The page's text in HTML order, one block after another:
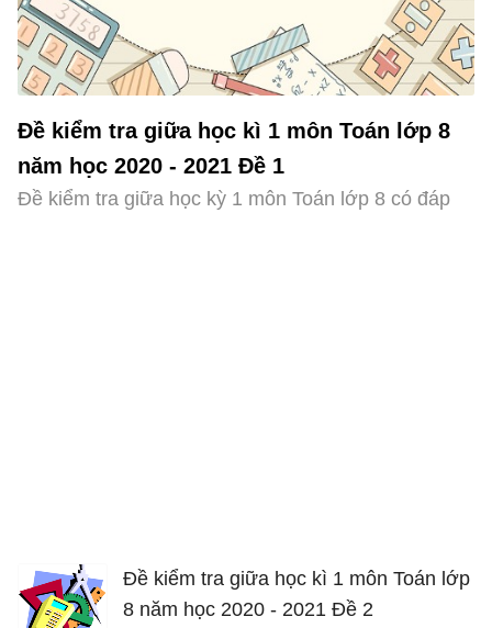
Đề kiểm tra giữa học kì 1 môn Toán lớp 8
năm học 2020 - 2021 Đề 1
Đề kiểm tra giữa học kỳ 1 môn Toán lớp 8 có đáp
Đề kiểm tra giữa học kì 1 môn Toán lớp
8 năm học 2020 - 2021 Đề 2